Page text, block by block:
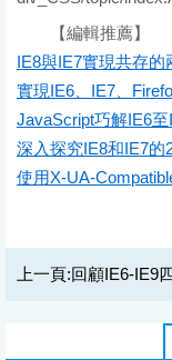
【編輯推薦】
IE8與IE7實現共存的
實現IE6、IE7、
JavaScript巧解IE6
深入探究IE8和IE7的
使用X-UA-
上一頁:回顧IE6-IE9四大浏